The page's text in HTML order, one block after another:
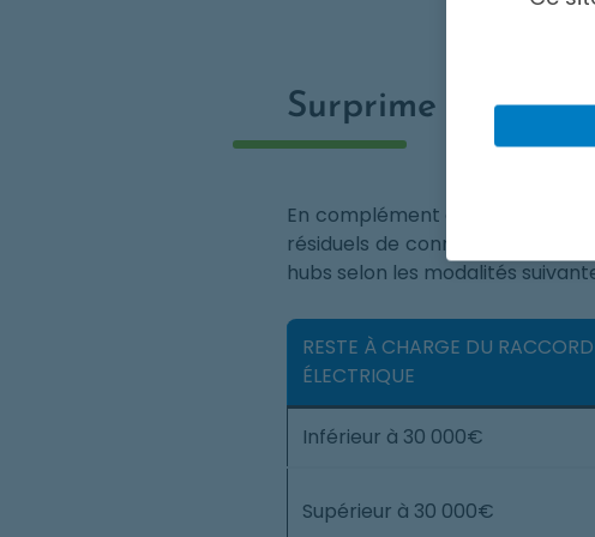
Surprime au
En complément des montants
résiduels de connexion réseau
hubs selon les modalités
RESTE À CHARGE DU
ÉLECTRIQUE
Inférieur à 30 000€
Supérieur à 30 000€